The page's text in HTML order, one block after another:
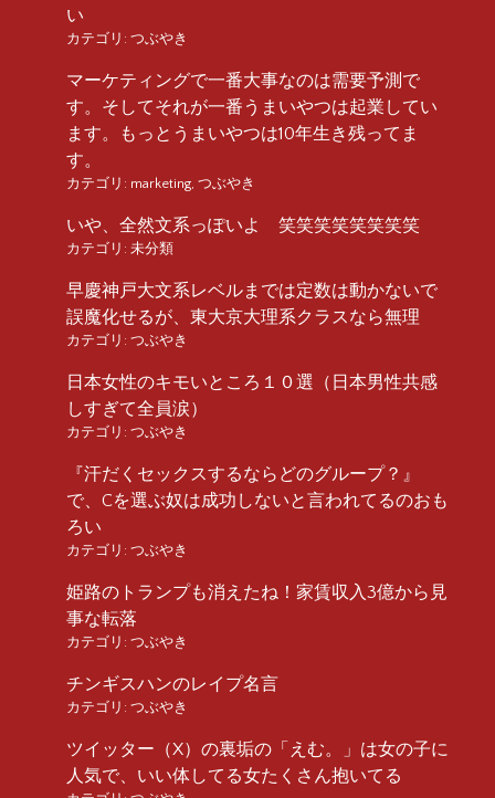
い
カテゴリ: つぶやき
マーケティングで一番大事なのは需要予測で
す。そしてそれが一番うまいやつは起業してい
ます。もっとうまいやつは10年生き残ってま
す。
カテゴリ: marketing, つぶやき
いや、全然文系っぽいよ 笑笑笑笑笑笑笑笑
カテゴリ: 未分類
早慶神戸大文系レベルまでは定数は動かないで
誤魔化せるが、東大京大理系クラスなら無理
カテゴリ: つぶやき
日本女性のキモいところ１０選（日本男性共感
しすぎて全員涙）
カテゴリ: つぶやき
『汗だくセックスするならどのグループ？』
で、Cを選ぶ奴は成功しないと言われてるのおも
ろい
カテゴリ: つぶやき
姫路のトランプも消えたね！家賃収入3億から見
事な転落
カテゴリ: つぶやき
チンギスハンのレイプ名言
カテゴリ: つぶやき
ツイッター（X）の裏垢の「えむ。」は女の子に
人気で、いい体してる女たくさん抱いてる